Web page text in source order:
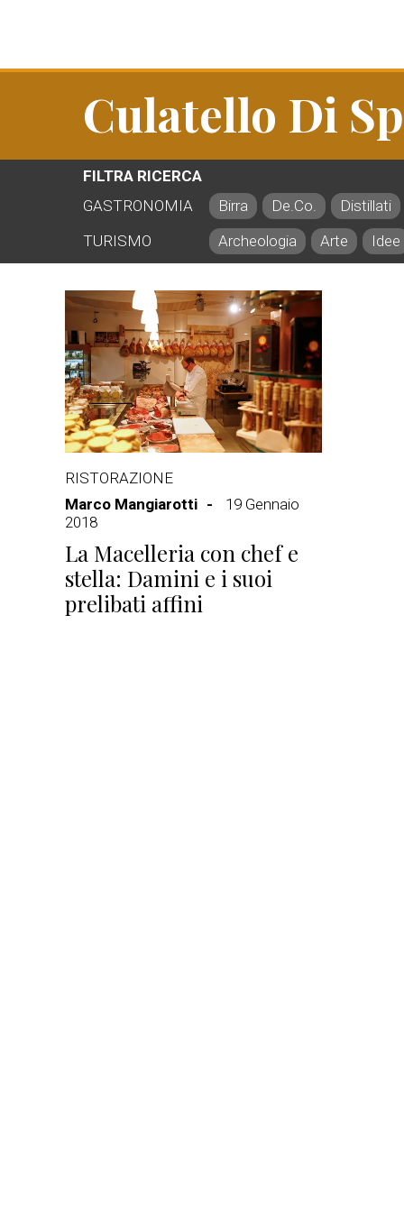
Culatello Di
FILTRA RICERCA
GASTRONOMIA
Birra De.Co.
Distillati
TURISMO
Archeologia Arte Idee
RISTORAZIONE
Marco Mangiarotti
19 Gennaio
2018
La Macelleria con chef e
stella: Damini e i suoi
prelibati affini